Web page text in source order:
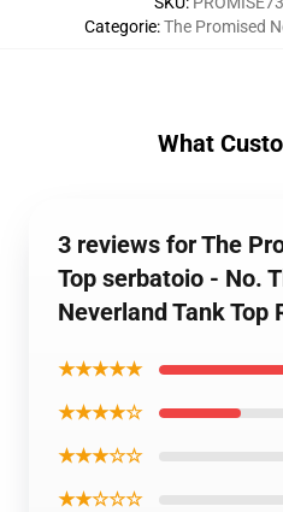
Categorie:The Promised
What
3 reviews for The
Top serbatoio - No.
Neverland Tank Top
★★★★★
★★★★☆
★★★☆☆
★★☆☆☆